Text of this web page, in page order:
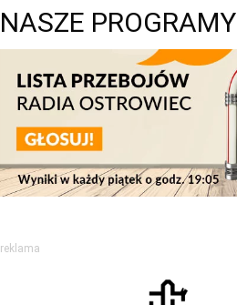
NASZE PROGRAMY
reklama